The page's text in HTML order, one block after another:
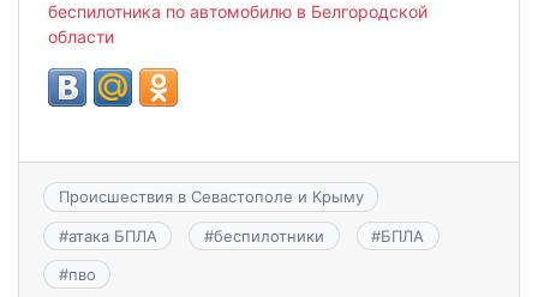
беспилотника по автомобилю в Белгородской
области
Происшествия в Севастополе и Крыму
#атака БПЛА #беспилотники #БПЛА
#пво